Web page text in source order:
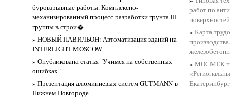
буровзрывные работы. Комплексно-
механизированный процесс разработки грунта III
группы в строи�
» НОВЫЙ ПАВИЛЬОН: Автоматизация зданий на
INTERLIGHT MOSCOW
» Опубликована статья "Учимся на собственных
ошибках"
» Презентация алюминиевых систем GUTMANN в
Нижнем Новгороде
работ по
»Карта
»МОСМЕК